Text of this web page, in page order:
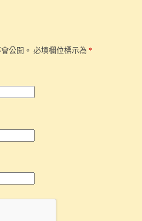
公開。 必填欄位標示為 *